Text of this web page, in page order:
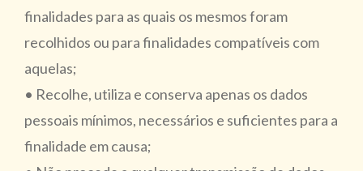
finalidades para as quais os mesmos foram
recolhidos ou para finalidades compatíveis com
aquelas;
• Recolhe, utiliza e conserva apenas os dados
pessoais mínimos, necessários e suficientes para a
finalidade em causa;